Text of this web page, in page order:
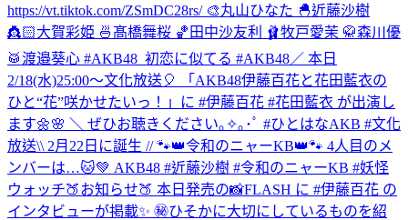
https://vt.tiktok.com/ZSmDC28rs/ 🎨丸山ひなた 🐣近藤沙樹
👸🏻大賀彩姫 🍜髙橋舞桜 🏀田中沙友利 🩰牧戸愛茉 🥋森川優
🥁渡邉葵心 #AKB48_初恋に似てる #AKB48／ 本日
2/18(水)25:00～文化放送🎈 「AKB48伊藤百花と花田藍衣の
ひと“花”咲かせたいっ！」に #伊藤百花 #花田藍衣 が出演し
ます🌼🌸 ＼ ぜひお聴きください｡✧｡･ﾟ #ひとはなAKB #文化
放送\\ 2月22日に誕生 // 🐾👑令和のニャーKB👑🐾 4人目のメ
ンバーは…🐱💚 AKB48 #近藤沙樹 #令和のニャーKB #妖怪
ウォッチ🍑お知らせ🍑 本日発売の📸FLASH に #伊藤百花 の
インタビューが掲載✨ ㊙️ひそかに大切にしているものを紹